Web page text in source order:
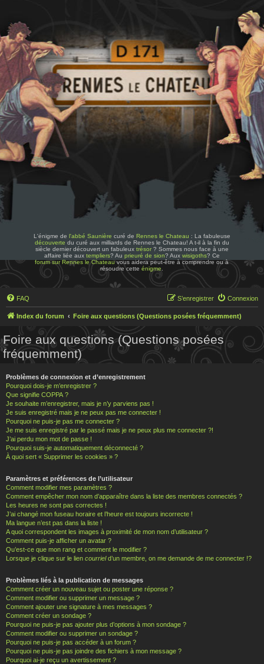
L'énigme de l'abbé Saunière curé de Rennes le Chateau : La fabuleuse
découverte du curé aux milliards de Rennes le Chateau! A t-il à la fin du
siècle dernier découvert un fabuleux trésor? Sommes nous face à une
affaire liée aux templiers? Au prieuré de sion? Aux wisigoths? Ce
forum sur Rennes le Chateauvous aidera peut-être à comprendre ou à
résoudre cetteénigme
FAQ Connexion
S’enregistrer
Index du forum Foire aux questions (Questions posées fréquemment)
Foire aux questions (Questions posées
fréquemment)
Problèmes de connexion et d’enregistrement
Pourquoi dois-je m’enregistrer ?
Que signifie COPPA ?
Je souhaite m’enregistrer, mais je n’y parviens pas !
Je suis enregistré mais je ne peux pas me connecter !
Pourquoi ne puis-je pas me connecter ?
Je me suis enregistré par le passé mais je ne peux plus me connecter ?!
J’ai perdu mon mot de passe !
Pourquoi suis-je automatiquement déconnecté ?
À quoi sert « Supprimer les cookies » ?
Paramètres et préférences de l’utilisateur
Comment modifier mes paramètres ?
Comment empêcher mon nom d’apparaître dans la liste des membres connectés ?
Les heures ne sont pas correctes !
J’ai changé mon fuseau horaire et l’heure est toujours incorrecte !
Ma langue n’est pas dans la liste !
A quoi correspondent les images à proximité de mon nom d’utilisateur ?
Comment puis-je afficher un avatar ?
Qu’est-ce que mon rang et comment le modifier ?
Lorsque je clique sur le lien courrield’un membre, on me demande de me connecter !?
Problèmes liés à la publication de messages
Comment créer un nouveau sujet ou poster une réponse ?
Comment modifier ou supprimer un message ?
Comment ajouter une signature à mes messages ?
Comment créer un sondage ?
Pourquoi ne puis-je pas ajouter plus d’options à mon sondage ?
Comment modifier ou supprimer un sondage ?
Pourquoi ne puis-je pas accéder à un forum ?
Pourquoi ne puis-je pas joindre des fichiers à mon message ?
Pourquoi ai-je reçu un avertissement ?